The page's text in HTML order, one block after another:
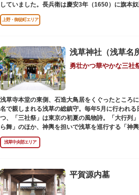
していました。長兵衛は慶安3年（1650）に旗本
た。お墓は源空寺（げんくうじ）にあります。
上野・御徒町エリア
勇壮かつ華やかな三社
浅草寺本堂の東側、石造大鳥居をくぐったところ
名で親しまれる浅草の総鎮守。毎年5月に行われる
つ、「三社祭」は東京の初夏の風物詩。「大行列
ら舞」のほか、神輿を担いで浅草を巡行する「神
町を練り歩く担ぎ手たちの威勢良い掛け声が響き
色に染まります。
6月の「夏越し（なごし）の大祓」では、茅草で
ら逃れ、福徳があると伝えられる行事です。
本殿には浅草寺のご本尊である聖観世音菩薩像を
浅草中央部エリア
平賀源内墓